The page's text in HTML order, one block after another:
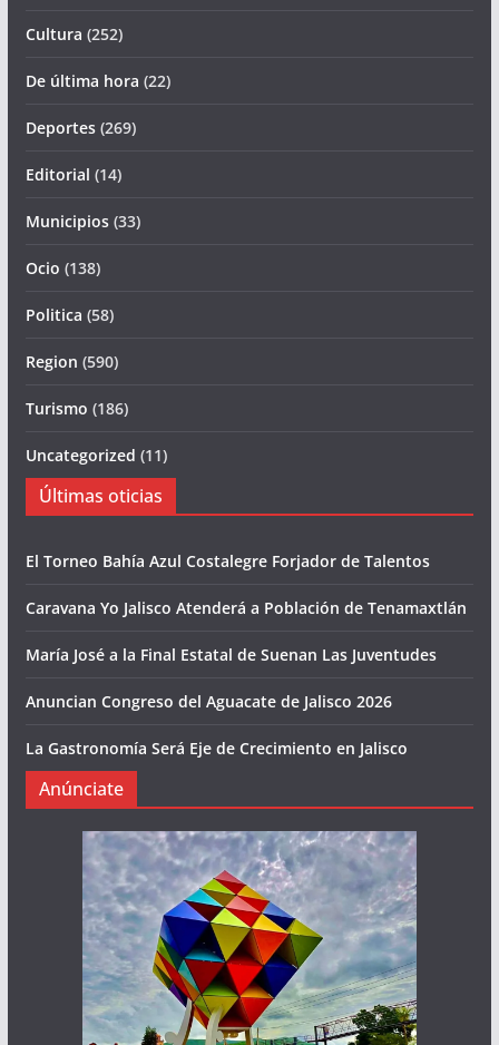
Cultura (252)
De última hora (22)
Deportes(269)
Editorial (14)
Municipios(33)
Ocio (138)
Politica (58)
Region (590)
Turismo (186)
Uncategorized (11)
Últimas oticias
El Torneo Bahía Azul Costalegre Forjador de Talentos
Caravana Yo Jalisco Atenderá a Población de Tenamaxtlán
María José a la Final Estatal de Suenan Las Juventudes
Anuncian Congreso del Aguacate de Jalisco 2026
La Gastronomía Será Eje de Crecimiento en Jalisco
Anúnciate